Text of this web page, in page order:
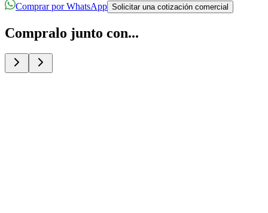
Comprar por WhatsApp Solicitar una cotización comercial
Compralo junto con...